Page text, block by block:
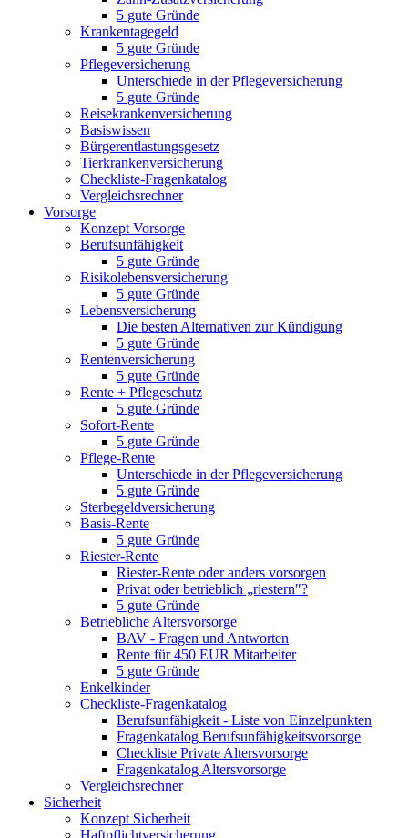
5 gute Gründe
Krankentagegeld
5 gute Gründe
Pflegeversicherung
Unterschiede in der Pflegeversicherung
5 gute Gründe
Reisekrankenversicherung
Basiswissen
Bürgerentlastungsgesetz
Tierkrankenversicherung
Checkliste-Fragenkatalog
Vergleichsrechner
Vorsorge
Konzept Vorsorge
Berufsunfähigkeit
5 gute Gründe
Risikolebensversicherung
5 gute Gründe
Lebensversicherung
Die besten Alternativen zur Kündigung
5 gute Gründe
Rentenversicherung
5 gute Gründe
Rente + Pflegeschutz
5 gute Gründe
Sofort-Rente
5 gute Gründe
Pflege-Rente
Unterschiede in der Pflegeversicherung
5 gute Gründe
Sterbegeldversicherung
Basis-Rente
5 gute Gründe
Riester-Rente
Riester-Rente oder anders vorsorgen
Privat oder betrieblich „riestern"?
5 gute Gründe
Betriebliche Altersvorsorge
BAV - Fragen und Antworten
Rente für 450 EUR Mitarbeiter
5 gute Gründe
Enkelkinder
Checkliste-Fragenkatalog
Berufsunfähigkeit - Liste von Einzelpunkten
Fragenkatalog Berufsunfähigkeitsvorsorge
Checkliste Private Altersvorsorge
Fragenkatalog Altersvorsorge
Vergleichsrechner
Sicherheit
Konzept Sicherheit
Haftpflichtversicherung